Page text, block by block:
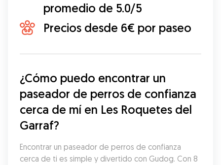
promedio de 5.0/5
Precios desde 6€ por paseo
¿Cómo puedo encontrar un
paseador de perros de confianza
cerca de mí en Les Roquetes del
Garraf?
Encontrar un paseador de perros de confianza
cerca de ti es simple y divertido con Gudog. Con 8